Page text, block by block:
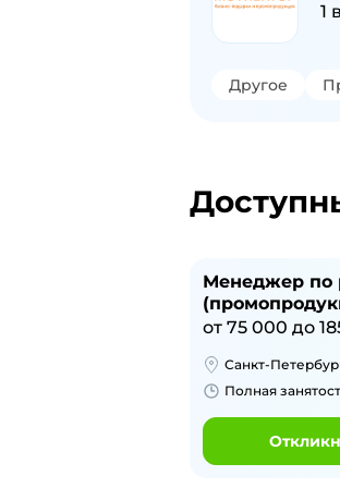
1
Другое
Менеджер по
от 75 000 до
Санкт-
Полная